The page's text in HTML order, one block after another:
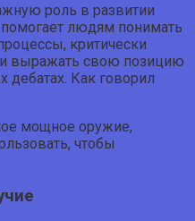
роль в развитии
людям понимать
критически
и выражать свою позицию
Как говорил
мощное оружие,
чтобы